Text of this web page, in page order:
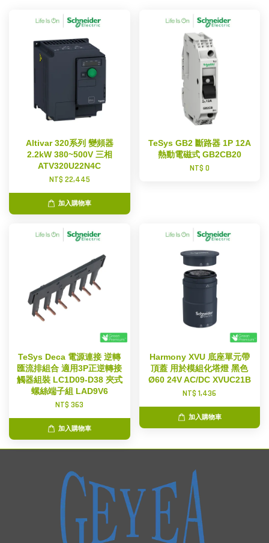
Altivar 320系列 變頻器
2.2kW 380~500V 三相
ATV320U22N4C
NT$ 22,445
加入購物車
TeSys GB2 斷路器 1P 12A
熱動電磁式 GB2CB20
NT$ 0
TeSys Deca 電源連接 逆轉
匯流排組合 適用3P正逆轉接
觸器組裝 LC1D09-D38 夾式
螺絲端子組 LAD9V6
NT$ 363
加入購物車
Harmony XVU 底座單元帶
頂蓋 用於模組化塔燈 黑色
Ø60 24V AC/DC XVUC21B
NT$ 1,436
加入購物車